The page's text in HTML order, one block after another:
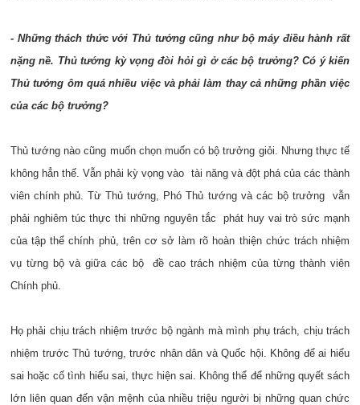
- Những thách thức với Thủ tướng cũng như bộ máy điều hành rất
nặng nề. Thủ tướng kỳ vọng đòi hỏi gì ở các bộ trưởng? Có ý kiến
Thủ tướng ôm quá nhiều việc và phải làm thay cả những phần việc
của các bộ trưởng?
Thủ tướng nào cũng muốn chọn muốn có bộ trưởng giỏi. Nhưng thực tế
không hẳn thế. Vẫn phải kỳ vọng vào tài năng và đột phá của các thành
viên chính phủ. Từ Thủ tướng, Phó Thủ tướng và các bộ trưởng vẫn
phải nghiêm túc thực thi những nguyên tắc phát huy vai trò sức mạnh
của tập thể chính phủ, trên cơ sở làm rõ hoàn thiện chức trách nhiệm
vụ từng bộ và giữa các bộ đề cao trách nhiệm của từng thành viên
Chính phủ.
Họ phải chịu trách nhiệm trước bộ ngành mà mình phụ trách, chịu trách
nhiệm trước Thủ tướng, trước nhân dân và Quốc hội. Không để ai hiểu
sai hoặc cố tình hiểu sai, thực hiện sai. Không thể để những quyết sách
lớn liên quan đến vận mệnh của nhiều triệu người bị những quan chức